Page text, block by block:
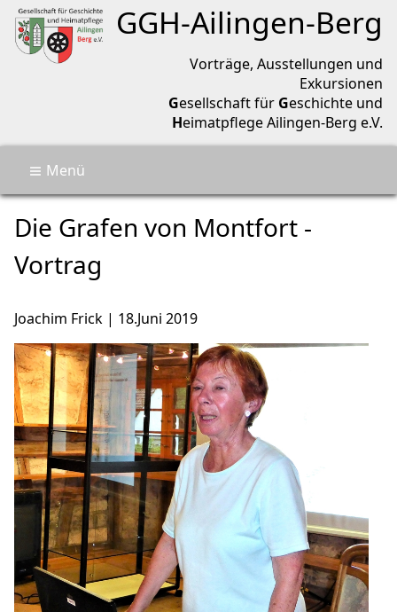
Geschichtsverein Ailingen-Berg
GGH-Ailingen-Berg
Vorträge, Ausstellungen und
Exkursionen
Gesellschaft für Geschichte und
Heimatpflege Ailingen-Berg e.V.
Menü
🏡
Termine
Aktuell
Über uns
Archiv
🔎
Die Grafen von Montfort
Die Grafen von Montfort -
Vortrag
Joachim Frick | 18.Juni 2019